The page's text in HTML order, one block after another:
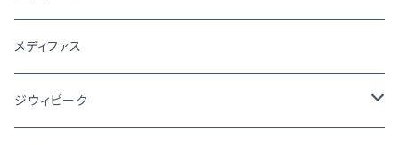
メディファス
ジウィピーク